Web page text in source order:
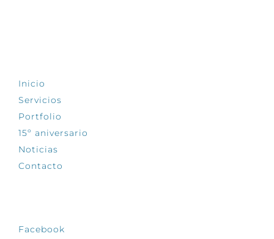
Inicio
Servicios
Portfolio
15º aniversario
Noticias
Contacto
Facebook